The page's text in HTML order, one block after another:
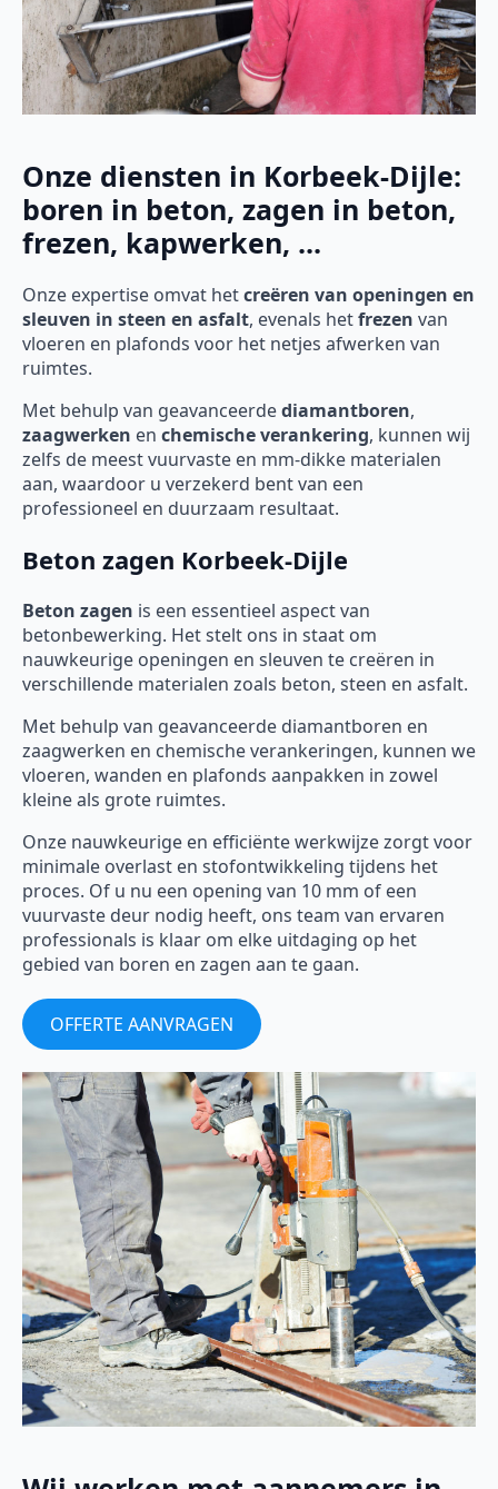
Onze diensten in Korbeek-Dijle:
boren in beton, zagen in beton,
frezen, kapwerken, ...
Onze expertise omvat hetcreëren van openingen en
sleuven in steen en asfalt, evenals hetfrezen van
vloeren en plafonds voor het netjes afwerken van
ruimtes.
Met behulp van geavanceerdediamantboren,
zaagwerken en chemische verankering, kunnen wij
zelfs de meest vuurvaste en mm-dikke materialen
aan, waardoor u verzekerd bent van een
professioneel en duurzaam resultaat.
Beton zagen Korbeek-Dijle
Beton zagen is een essentieel aspect van
betonbewerking. Het stelt ons in staat om
nauwkeurige openingen en sleuven te creëren in
verschillende materialen zoals beton, steen en asfalt.
Met behulp van geavanceerde diamantboren en
zaagwerken en chemische verankeringen, kunnen we
vloeren, wanden en plafonds aanpakken in zowel
kleine als grote ruimtes.
Onze nauwkeurige en efficiënte werkwijze zorgt voor
minimale overlast en stofontwikkeling tijdens het
proces. Of u nu een opening van 10 mm of een
vuurvaste deur nodig heeft, ons team van ervaren
professionals is klaar om elke uitdaging op het
gebied van boren en zagen aan te gaan.
OFFERTE AANVRAGEN